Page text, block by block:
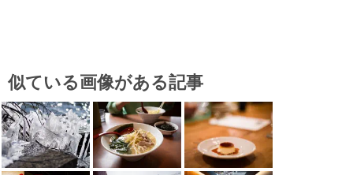
似ている画像がある記事